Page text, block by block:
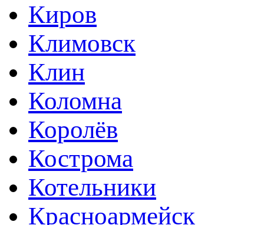
Киров
Климовск
Клин
Коломна
Королёв
Кострома
Котельники
Красноармейск